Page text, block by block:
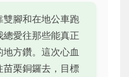
腳和在地公車跑
愛往那些能真正
地方鑽。這次心血
苗栗銅鑼去，目標